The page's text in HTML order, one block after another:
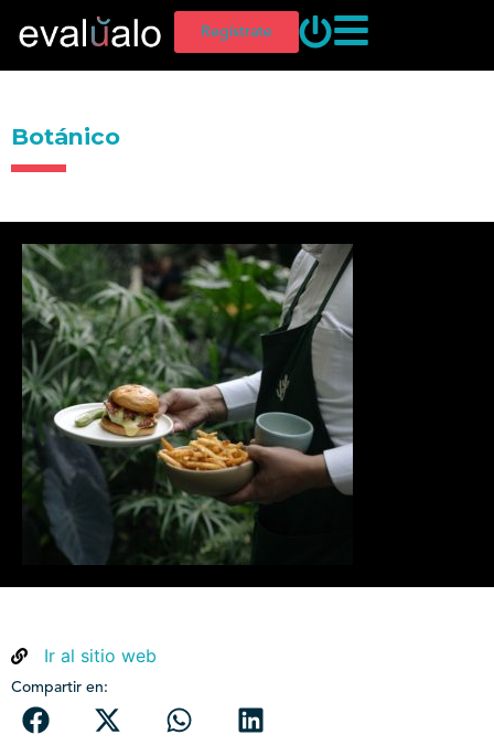
Regístrate
Botánico
Ir al sitio web
Compartir en: